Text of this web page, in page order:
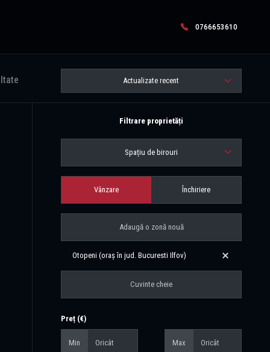
0766653610
Actualizate recent
Filtrare proprietăți
Spațiu de birouri
Vânzare Închiriere
Otopeni (oraș în jud. Bucuresti Ilfov)
Preț (€)
Min Max